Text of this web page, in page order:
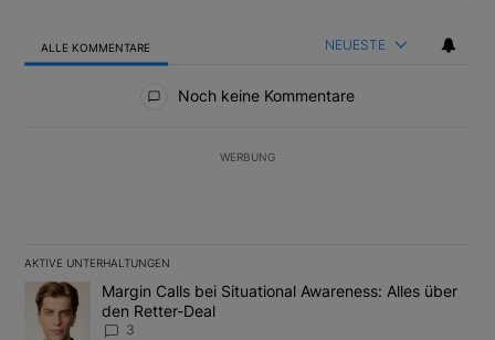
ALLE KOMMENTARE NEUESTE
Noch keine Kommentare
WERBUNG
AKTIVE UNTERHALTUNGEN
Das Folgende ist eine Liste der am meisten kommentierten
Ein Trendartikel mit dem Titel "Margin Calls bei Situational
Margin Calls bei Situational Awareness: Alles über
den Retter-Deal
3